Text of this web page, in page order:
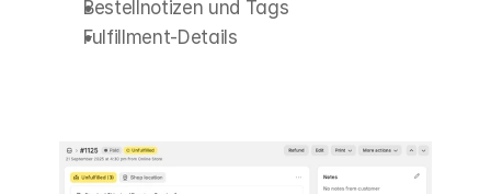
Bestellnotizen und Tags
Fulfillment-Details